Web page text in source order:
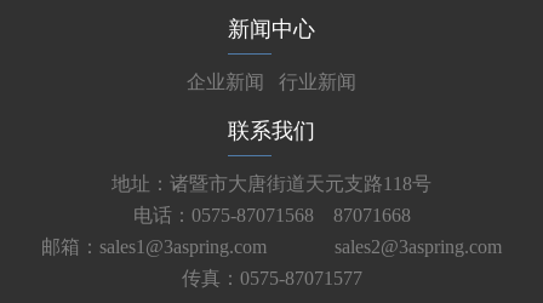
新闻中心
企业新闻 行业新闻
联系我们
地址：诸暨市大唐街道天元支路118号
电话：0575-87071568 87071668
邮箱：sales1@3aspring.com
sales2@3aspring.com
传真：0575-87071577